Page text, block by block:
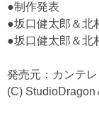
●制作発表
●坂口健太郎＆
●坂口健太郎＆
発売元：カンテ
(C)